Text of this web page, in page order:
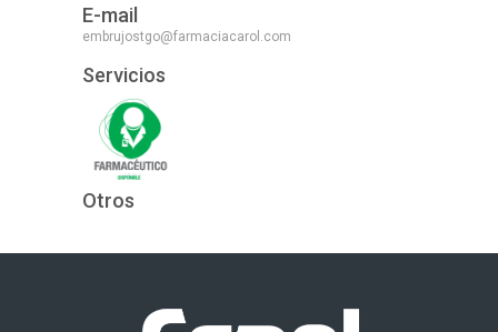
E-mail
embrujostgo@farmaciacarol.com
Servicios
Otros